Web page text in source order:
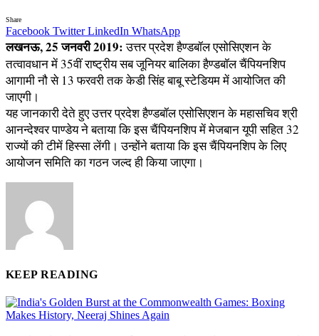
Share
Facebook Twitter LinkedIn WhatsApp
लखनऊ, 25 जनवरी 2019:उत्तर प्रदेश हैण्डबॉल एसोसिएशन के
तत्वावधान में 35वीं राष्ट्रीय सब जूनियर बालिका हैण्डबॉल चैंपियनशिप
आगामी नौ से 13 फरवरी तक केडी सिंह बाबू स्टेडियम में आयोजित की
जाएगी।
यह जानकारी देते हुए उत्तर प्रदेश हैण्डबॉल एसोसिएशन के महासचिव श्री
आनन्देश्वर पाण्डेय ने बताया कि इस चैंपियनशिप में मेजबान यूपी सहित 32
राज्यों की टीमें हिस्सा लेंगी। उन्होंने बताया कि इस चैंपियनशिप के लिए
आयोजन समिति का गठन जल्द ही किया जाएगा।
KEEP READING